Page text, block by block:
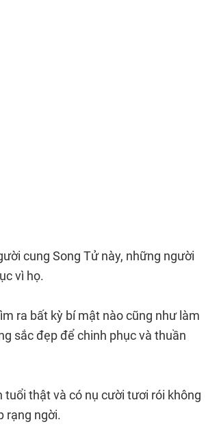
cung Song Tử này, những người
vì họ.
ra bất kỳ bí mật nào cũng như làm
sắc đẹp để chinh phục và thuần
tuổi thật và có nụ cười tươi rói không
rạng ngời.